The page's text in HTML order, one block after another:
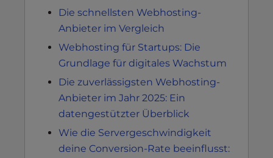
Die schnellsten Webhosting-
Anbieter im Vergleich
Webhosting für Startups: Die
Grundlage für digitales Wachstum
Die zuverlässigsten Webhosting-
Anbieter im Jahr 2025: Ein
datengestützter Überblick
Wie die Servergeschwindigkeit
deine Conversion-Rate beeinflusst: